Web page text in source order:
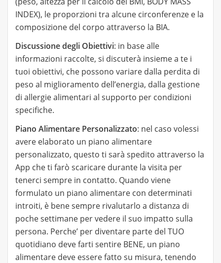
INDEX), le proporzioni tra alcune circonferenze e la
composizione del corpo attraverso la BIA.
Discussione degli Obiettivi: in base alle
informazioni raccolte, si discuterà insieme a te i
tuoi obiettivi, che possono variare dalla perdita di
peso al miglioramento dell’energia, dalla gestione
di allergie alimentari al supporto per condizioni
specifiche.
Piano Alimentare Personalizzato: nel caso volessi
avere elaborato un piano alimentare
personalizzato, questo ti sarà spedito attraverso la
App che ti farò scaricare durante la visita per
tenerci sempre in contatto. Quando viene
formulato un piano alimentare con determinati
introiti, è bene sempre rivalutarlo a distanza di
poche settimane per vedere il suo impatto sulla
persona. Perche’ per diventare parte del TUO
quotidiano deve farti sentire BENE, un piano
alimentare deve essere fatto su misura, tenendo